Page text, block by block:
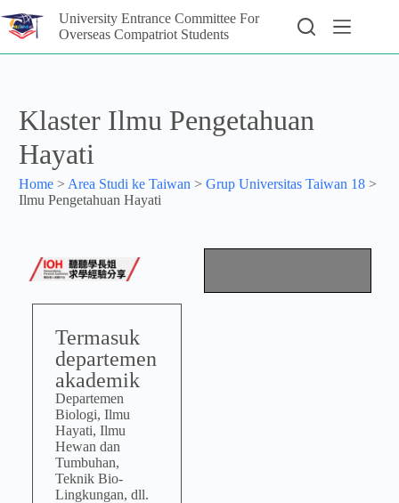
University Entrance Committee For
Overseas Compatriot Students
Klaster Ilmu Pengetahuan
Hayati
Home > Area Studi ke Taiwan >Grup Universitas Taiwan 18 >
Ilmu Pengetahuan Hayati
Termasuk
departemen
akademik
Departemen
Biologi, Ilmu
Hayati, Ilmu
Hewan dan
Tumbuhan,
Teknik Bio-
Lingkungan, dll.